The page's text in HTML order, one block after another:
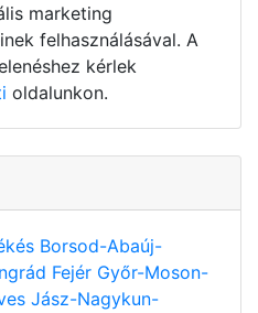
marketing
felhasználásával. A
kérlek
oldalunkon.
Borsod-Abaúj-
Fejér Győr-Moson-
Jász-Nagykun-